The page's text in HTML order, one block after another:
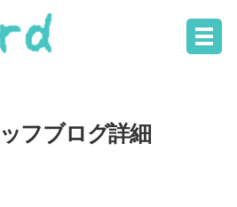
フブログ詳細